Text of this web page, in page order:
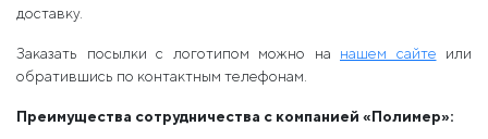
доставку.
Заказать посылки с логотипом можно на нашем сайте или
обратившись по контактным телефонам.
Преимущества сотрудничества с компанией «Полимер»: